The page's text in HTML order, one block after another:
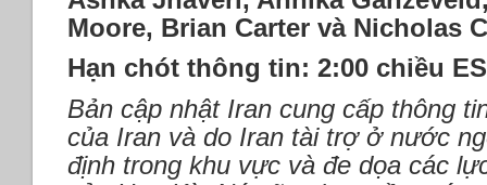
ở
Gaza.
hàng
Kỳ
đóng
cửa
64
Moore, Brian Carter và Nicholas
Hạn chót thông tin: 2:00 chiều
Bản cập nhật Iran cung cấp thông
của Iran và do Iran tài trợ ở nước
định trong khu vực và đe dọa các